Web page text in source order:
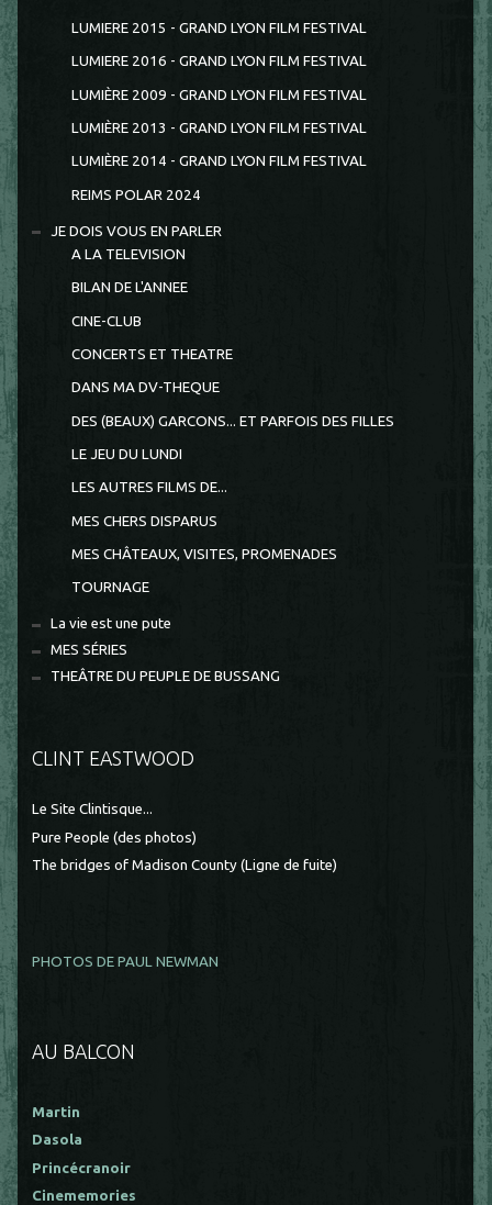
LUMIERE 2015 - GRAND LYON FILM FESTIVAL
LUMIERE 2016 - GRAND LYON FILM FESTIVAL
LUMIÈRE 2009 - GRAND LYON FILM FESTIVAL
LUMIÈRE 2013 - GRAND LYON FILM FESTIVAL
LUMIÈRE 2014 - GRAND LYON FILM FESTIVAL
REIMS POLAR 2024
JE DOIS VOUS EN PARLER
A LA TELEVISION
BILAN DE L'ANNEE
CINE-CLUB
CONCERTS ET THEATRE
DANS MA DV-THEQUE
DES (BEAUX) GARCONS... ET PARFOIS DES FILLES
LE JEU DU LUNDI
LES AUTRES FILMS DE...
MES CHERS DISPARUS
MES CHÂTEAUX, VISITES, PROMENADES
TOURNAGE
La vie est une pute
MES SÉRIES
THEÂTRE DU PEUPLE DE BUSSANG
CLINT EASTWOOD
Le Site Clintisque...
Pure People (des photos)
The bridges of Madison County (Ligne de fuite)
PHOTOS DE PAUL NEWMAN
AU BALCON
Martin
Dasola
Princécranoir
Cinememories